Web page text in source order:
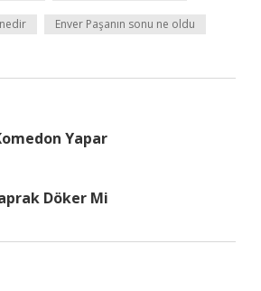
nedir Enver Paşanın sonu ne oldu
Yapar
Döker Mi